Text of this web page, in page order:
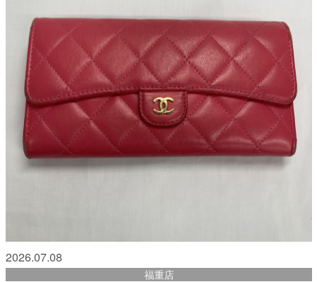
2026.07.08
福重店